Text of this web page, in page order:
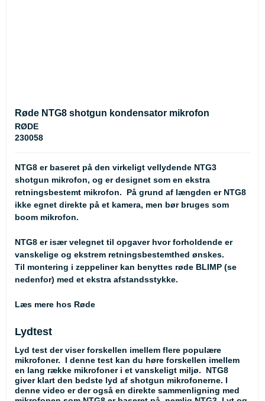
Røde NTG8 shotgun kondensator mikrofon
RØDE
230058
NTG8 er baseret på den virkeligt vellydende NTG3
shotgun mikrofon, og er designet som en ekstra
retningsbestemt mikrofon. På grund af længden er NTG8
ikke egnet direkte på et kamera, men bør bruges som
boom mikrofon.
NTG8 er især velegnet til opgaver hvor forholdende er
vanskelige og ekstrem retningsbestemthed ønskes.
Til montering i zeppeliner kan benyttes røde BLIMP (se
nedenfor) med et ekstra afstandsstykke.
Læs mere hos Røde
Lydtest
Lyd test der viser forskellen imellem flere populære
mikrofoner. I denne test kan du høre forskellen imellem
en lang række mikrofoner i et vanskeligt miljø. NTG8
giver klart den bedste lyd af shotgun mikrofonerne. I
denne video er der også en direkte sammenligning med